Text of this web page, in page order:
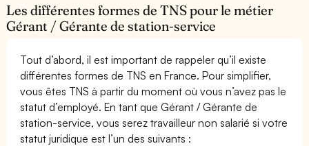
Les différentes formes de TNS pour le métier
Gérant / Gérante de station-service
Tout d’abord, il est important de rappeler qu’il existe
différentes formes de TNS en France. Pour simplifier,
vous êtes TNS à partir du moment où vous n’avez pas le
statut d’employé. En tant que Gérant / Gérante de
station-service, vous serez travailleur non salarié si votre
statut juridique est l’un des suivants :